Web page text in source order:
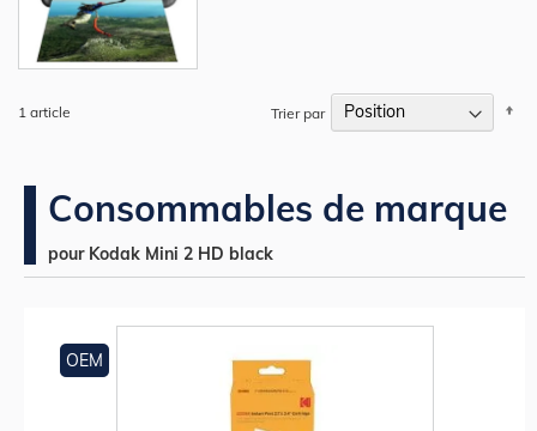
1 article Trier par
Consommables de marque
pour Kodak Mini 2 HD black
OEM